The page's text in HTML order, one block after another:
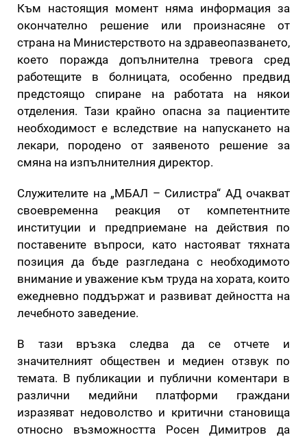
Към настоящия момент няма информация за
окончателно решение или произнасяне от
страна на Министерството на здравеопазването,
което поражда допълнителна тревога сред
работещите в болницата, особенно предвид
предстоящо спиране на работата на някои
отделения. Тази крайно опасна за пациентите
необходимост е вследствие на напускането на
лекари, породено от заявеното решение за
смяна на изпълнителния директор.
Служителите на „МБАЛ – Силистра“ АД очакват
своевременна реакция от компетентните
институции и предприемане на действия по
поставените въпроси, като настояват тяхната
позиция да бъде разгледана с необходимото
внимание и уважение към труда на хората, които
ежедневно поддържат и развиват дейността на
лечебното заведение.
В тази връзка следва да се отчете и
значителният обществен и медиен отзвук по
темата. В публикации и публични коментари в
различни медийни платформи граждани
изразяват недоволство и критични становища
относно възможността Росен Димитров да